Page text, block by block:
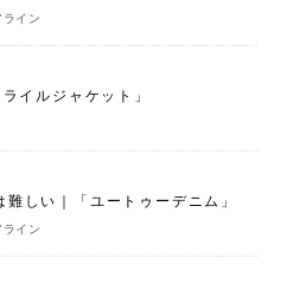
イン
イルジャケット」
難しい｜「ユートゥーデニム」
イン